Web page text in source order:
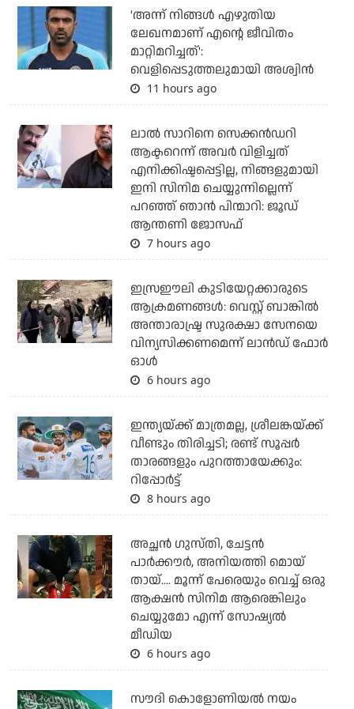
'അന്ന് നിങ്ങള്‍ എഴുതിയ
ലേഖനമാണ് എന്റെ ജീവിതം
മാറ്റിമറിച്ചത്':
വെളിപ്പെടുത്തലുമായി അശ്വിന്‍
11 hours ago
ലാല്‍ സാറിനെ സെക്കന്‍ഡറി
ആക്ടറെന്ന് അവര്‍ വിളിച്ചത്
എനിക്കിഷ്ടപ്പെട്ടില്ല, നിങ്ങളുമായി
ഇനി സിനിമ ചെയ്യുന്നില്ലെന്ന്
പറഞ്ഞ് ഞാന്‍ പിന്മാറി: ജൂഡ്
ആന്തണി ജോസഫ്
7 hours ago
ഇസ്രഈലി കുടിയേറ്റക്കാരുടെ
ആക്രമണങ്ങള്‍: വെസ്റ്റ് ബാങ്കില്‍
അന്താരാഷ്ട്ര സുരക്ഷാ സേനയെ
വിന്യസിക്കണമെന്ന് ലാന്‍ഡ് ഫോര്‍
ഓള്‍
6 hours ago
ഇന്ത്യയ്ക്ക് മാത്രമല്ല, ശ്രീലങ്കയ്ക്ക്
വീണ്ടും തിരിച്ചടി; രണ്ട് സൂപ്പര്‍
താരങ്ങളും പുറത്തായേക്കും:
റിപ്പോര്‍ട്ട്
8 hours ago
അച്ഛന്‍ ഗുസ്തി, ചേട്ടന്‍
പാര്‍ക്കൗര്‍, അനിയത്തി മൊയ്
തായ്.... മൂന്ന് പേരെയും വെച്ച് ഒരു
ആക്ഷന്‍ സിനിമ ആരെങ്കിലും
ചെയ്യുമോ എന്ന് സോഷ്യല്‍
മീഡിയ
6 hours ago
സൗദി കൊളോണിയല്‍ നയം